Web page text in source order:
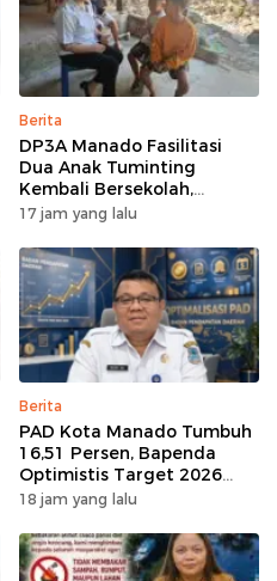
Berita
DP3A Manado Fasilitasi
Dua Anak Tuminting
Kembali Bersekolah,
Setelah Berulang Kali Tidur
17 jam yang lalu
Berita
PAD Kota Manado Tumbuh
16,51 Persen, Bapenda
Optimistis Target 2026
Tercapai
18 jam yang lalu